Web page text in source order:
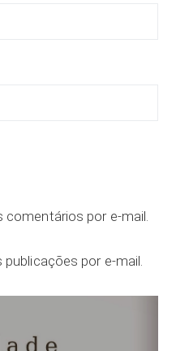
por e-mail.
por e-mail.